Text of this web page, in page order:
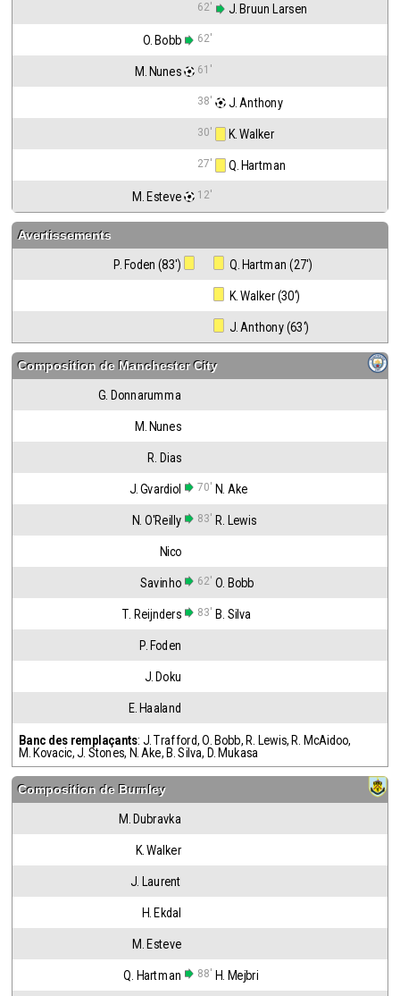
62' J. Bruun Larsen
O. Bobb 62'
M. Nunes 61'
38' J. Anthony
30' K. Walker
27' Q. Hartman
M. Esteve 12'
Avertissements
P. Foden (83') Q. Hartman (27')
K. Walker (30')
J. Anthony (63')
Composition de Manchester City
G. Donnarumma
M. Nunes
R. Dias
J. Gvardiol 70' N. Ake
N. O'Reilly 83' R. Lewis
Nico
Savinho 62' O. Bobb
T. Reijnders 83' B. Silva
P. Foden
J. Doku
E. Haaland
Banc des remplaçants: J. Trafford,O. Bobb, R. Lewis, R. McAidoo,
M. Kovacic,J. Stones, N. Ake, B. Silva, D. Mukasa
Composition de Burnley
M. Dubravka
K. Walker
J. Laurent
H. Ekdal
M. Esteve
Q. Hartman 88' H. Mejbri